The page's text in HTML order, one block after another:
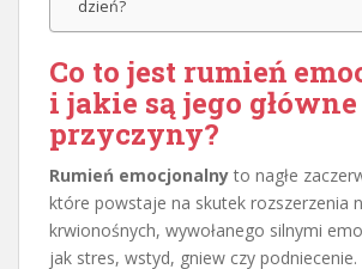
dzień?
Co to jest rumień
i jakie są jego główne
przyczyny?
Rumień emocjonalny to nagłe
które powstaje na skutek rozszerzenia
krwionośnych, wywołanego silnymi
jak stres, wstyd, gniew czy